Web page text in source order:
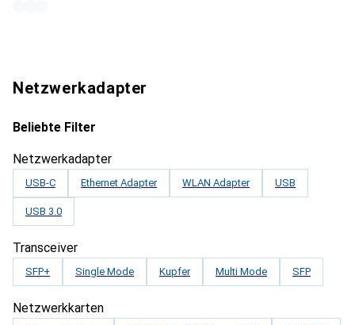
Netzwerkadapter
Beliebte Filter
Netzwerkadapter
USB-C Ethernet Adapter WLAN Adapter USB
USB 3.0
Transceiver
SFP+ Single Mode Kupfer Multi Mode SFP
Netzwerkkarten